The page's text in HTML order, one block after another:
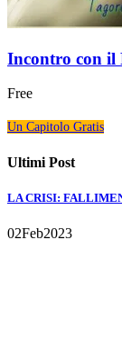
Incontro con il
Free
Un Capitolo Gratis
Ultimi Post
LA CRISI:
02Feb2023